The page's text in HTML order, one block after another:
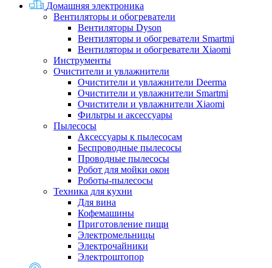
Домашняя электроника
Вентиляторы и обогреватели
Вентиляторы Dyson
Вентиляторы и обогреватели Smartmi
Вентиляторы и обогреватели Xiaomi
Инструменты
Очистители и увлажнители
Очистители и увлажнители Deerma
Очистители и увлажнители Smartmi
Очистители и увлажнители Xiaomi
Фильтры и аксессуары
Пылесосы
Аксессуары к пылесосам
Беспроводные пылесосы
Проводные пылесосы
Робот для мойки окон
Роботы-пылесосы
Техника для кухни
Для вина
Кофемашины
Приготовление пищи
Электромельницы
Электрочайники
Электроштопор